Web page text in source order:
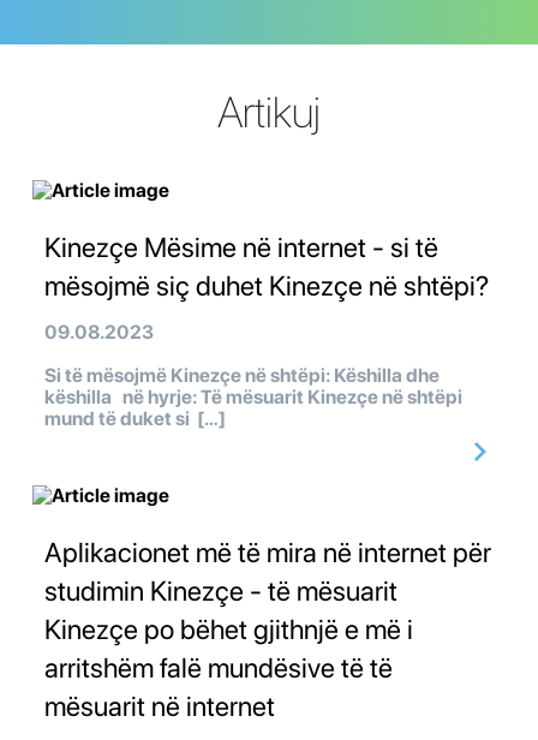
Artikuj
Kinezçe Mësime në internet - si të
mësojmë siç duhet Kinezçe në shtëpi?
09.08.2023
Si të mësojmë Kinezçe në shtëpi: Këshilla dhe
këshilla në hyrje: Të mësuarit Kinezçe në shtëpi
mund të duket si […]
Aplikacionet më të mira në internet për
studimin Kinezçe - të mësuarit
Kinezçe po bëhet gjithnjë e më i
arritshëm falë mundësive të të
mësuarit në internet